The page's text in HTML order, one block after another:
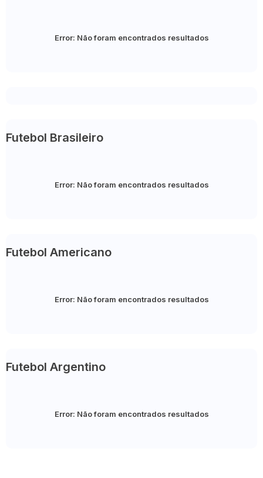
Error: Não foram encontrados resultados
Futebol Brasileiro
Error: Não foram encontrados resultados
Futebol Americano
Error: Não foram encontrados resultados
Futebol Argentino
Error: Não foram encontrados resultados